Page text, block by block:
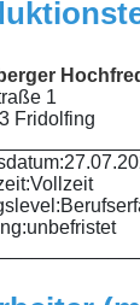
1
Fridolfing
Vollzeit
unbefristet